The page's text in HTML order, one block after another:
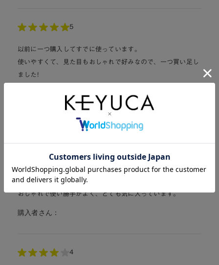
5
以前に一つ購入してすでに使っています。
使いやすくて、見た目もおしゃれで好みなので、一つ買い足し
ました!
プラスチックのものは、傷がついたり、臭いが残ったりするの
で、ガラス製で持ち手がついたものを探していました。
今回2個購入しました。
おしゃれで使い勝手がよく、とても気に入っています。
購入者さん：
4